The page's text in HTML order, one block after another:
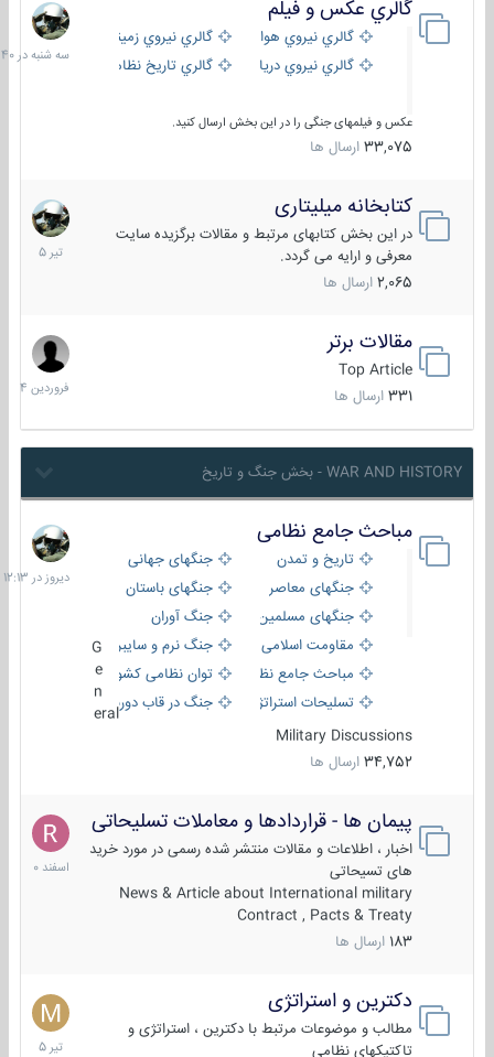
گالري عكس و فيلم
گالري نيروي هوايي
گالري نيروي زميني
گالري نيروي دريايي
گالري تاریخ نظامی
عکس و فیلمهای جنگی را در این بخش ارسال کنید.
33,075 ارسال ها
سه
شنبه
در
کتابخانه میلیتاری
در این بخش کتابهای مرتبط و مقالات برگزیده سایت
معرفی و ارایه می گردد.
2,065 ارسال ها
16
تیر
1405
مقالات برتر
Top Article
331 ارسال ها
29
فروردین
1404
WAR AND HISTORY - بخش جنگ و تاریخ
مباحث جامع نظامی
تاریخ و تمدن
جنگهای جهانی
جنگهای معاصر
جنگهای باستان
جنگهای مسلمین
جنگ آوران
مقاومت اسلامی
جنگ نرم و سایبری
مباحث جامع نظامی
توان نظامی کشورها
تسلیحات استراتژیک
جنگ در قاب دوربین
eral
Military Discussions
34,752 ارسال ها
دیروز
در
12:13
پیمان ها - قراردادها و معاملات تسلیحاتی
اخبار ، اطلاعات و مقالات منتشر شده رسمی در مورد خرید
های تسیحاتی
News & Article about International military
Contract , Pacts & Treaty
183 ارسال ها
7
اسفند
1400
دکترین و استراتژی
مطالب و موضوعات مرتبط با دکترین ، استراتژی و
تاکتیکهای نظامی
27
تیر
1405